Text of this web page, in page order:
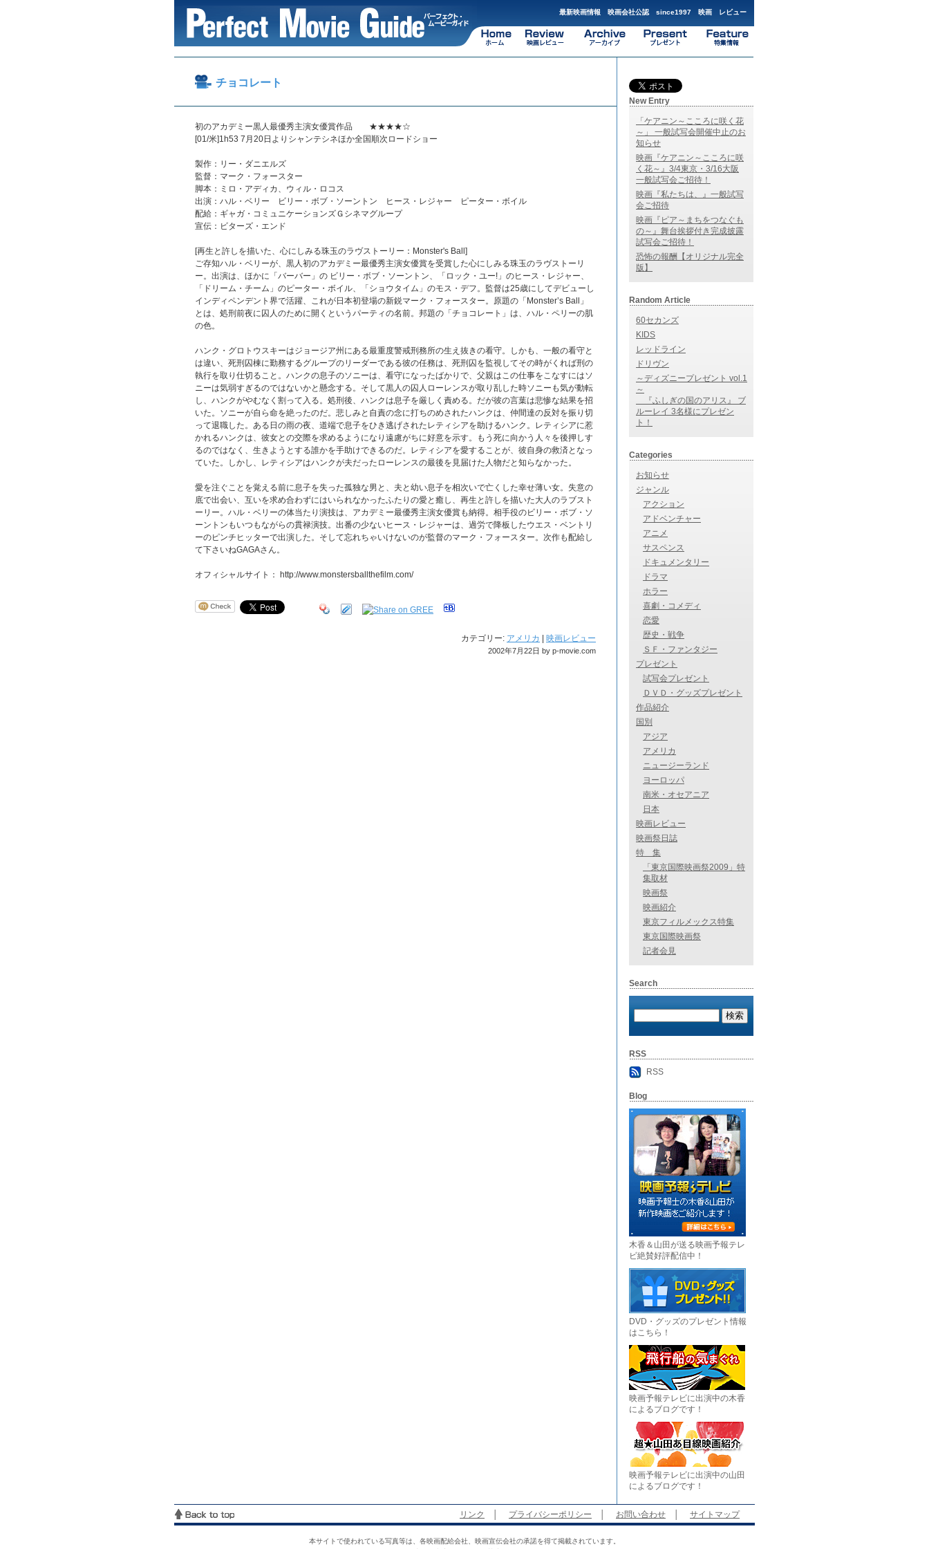
最新映画情報 映画会社公認 since1997 映画 レビュー
チョコレート
初のアカデミー黒人最優秀主演女優賞作品 ★★★★☆
[01/米]1h53 7月20日よりシャンテシネほか全国順次ロードショー
製作：リー・ダニエルズ
監督：マーク・フォースター
脚本：ミロ・アディカ、ウィル・ロコス
出演：ハル・ベリー ビリー・ボブ・ソーントン ヒース・レジャー ピーター・ボイル
配給：ギャガ・コミュニケーションズＧシネマグループ
宣伝：ビターズ・エンド
[再生と許しを描いた、心にしみる珠玉のラヴストーリー：Monster's Ball]
ご存知ハル・ベリーが、黒人初のアカデミー最優秀主演女優賞を受賞した心にしみる珠玉のラヴストーリ
ー。出演は、ほかに「バーバー」の ビリー・ボブ・ソーントン、「ロック・ユー!」のヒース・レジャー、
「ドリーム・チーム」のピーター・ボイル、「ショウタイム」のモス・デフ。監督は25歳にしてデビューし
インディペンデント界で活躍、これが日本初登場の新鋭マーク・フォースター。原題の「Monster’s Ball」
とは、処刑前夜に囚人のために開くというパーティの名前。邦題の「チョコレート」は、ハル・ペリーの肌
の色。
ハンク・グロトウスキーはジョージア州にある最重度警戒刑務所の生え抜きの看守。しかも、一般の看守と
は違い、死刑囚棟に勤務するグループのリーダーである彼の任務は、死刑囚を監視してその時がくれば刑の
執行を取り仕切ること。ハンクの息子のソニーは、看守になったばかりで、父親はこの仕事をこなすにはソ
ニーは気弱すぎるのではないかと懸念する。そして黒人の囚人ローレンスが取り乱した時ソニーも気が動転
し、ハンクがやむなく割って入る。処刑後、ハンクは息子を厳しく責める。だが彼の言葉は悲惨な結果を招
いた。ソニーが自ら命を絶ったのだ。悲しみと自責の念に打ちのめされたハンクは、仲間達の反対を振り切
って退職した。ある日の雨の夜、道端で息子をひき逃げされたレティシアを助けるハンク。レティシアに惹
かれるハンクは、彼女との交際を求めるようになり遠慮がちに好意を示す。もう死に向かう人々を後押しす
るのではなく、生きようとする誰かを手助けできるのだ。レティシアを愛することが、彼自身の救済となっ
ていた。しかし、レティシアはハンクが夫だったローレンスの最後を見届けた人物だと知らなかった。
愛を注ぐことを覚える前に息子を失った孤独な男と、夫と幼い息子を相次いで亡くした幸せ薄い女。失意の
底で出会い、互いを求め合わずにはいられなかったふたりの愛と癒し、再生と許しを描いた大人のラブスト
ーリー。ハル・ベリーの体当たり演技は、アカデミー最優秀主演女優賞も納得。相手役のビリー・ボブ・ソ
ーントンもいつもながらの貫禄演技。出番の少ないヒース・レジャーは、過労で降板したウエス・ベントリ
ーのピンチヒッターで出演した。そして忘れちゃいけないのが監督のマーク・フォースター。次作も配給し
て下さいねGAGAさん。
オフィシャルサイト： http://www.monstersballthefilm.com/
カテゴリー: アメリカ 映画レビュー
2002年7月22日 by p-movie.com
New Entry
「ケアニン～こころに咲く花
～」 一般試写会開催中止のお
知らせ
映画『ケアニン～こころに咲
く花～』3/4東京・3/16大阪
一般試写会ご招待！
映画『私たちは、』一般試写
会ご招待
映画『ピア～まちをつなぐも
の～』舞台挨拶付き完成披露
試写会ご招待！
恐怖の報酬【オリジナル完全
版】
Random Article
60セカンズ
KIDS
レッドライン
ドリヴン
～ディズニープレゼント vol.1
～
『ふしぎの国のアリス』 ブ
ルーレイ 3名様にプレゼン
ト！
Categories
お知らせ
ジャンル
アクション
アドベンチャー
アニメ
サスペンス
ドキュメンタリー
ドラマ
ホラー
喜劇・コメディ
恋愛
歴史・戦争
ＳＦ・ファンタジー
プレゼント
試写会プレゼント
ＤＶＤ・グッズプレゼント
作品紹介
国別
アジア
アメリカ
ニュージーランド
ヨーロッパ
南米・オセアニア
日本
映画レビュー
映画祭日誌
特 集
「東京国際映画祭2009」特
集取材
映画祭
映画紹介
東京フィルメックス特集
東京国際映画祭
記者会見
Search
RSS
RSS
Blog
木香＆山田が送る映画予報テレ
ビ絶賛好評配信中！
DVD・グッズのプレゼント情報
はこちら！
映画予報テレビに出演中の木香
によるブログです！
映画予報テレビに出演中の山田
によるブログです！
リンク プライバシーポリシー お問い合わせ サイトマップ
本サイトで使われている写真等は、各映画配給会社、映画宣伝会社の承諾を得て掲載されています。